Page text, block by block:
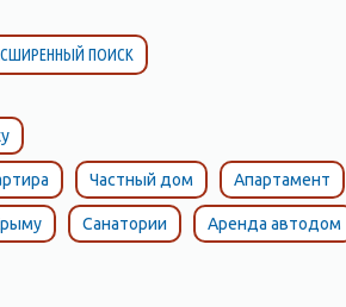
ПОИСК
Частный дом Апартамент
Санатории Аренда автодом